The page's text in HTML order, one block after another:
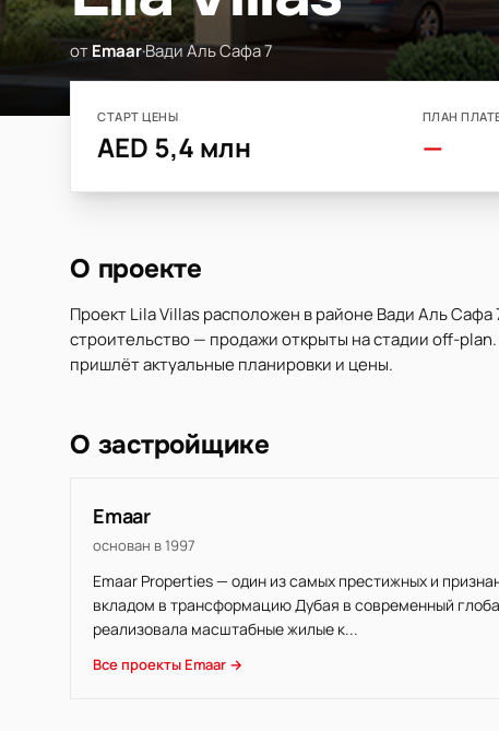
отEmaar·Вади Аль Сафа 7
СТАРТ ЦЕНЫ
AED 5,4 млн
ПЛАН
—
О проекте
Проект Lila Villas расположен в районе Вади Аль
строительство — продажи открыты на стадии off-
пришлёт актуальные планировки и цены.
О застройщике
Emaar
основан в 1997
Emaar Properties — один из самых престижных и
вкладом в трансформацию Дубая в современный
реализовала масштабные жилые к...
Все проекты Emaar →